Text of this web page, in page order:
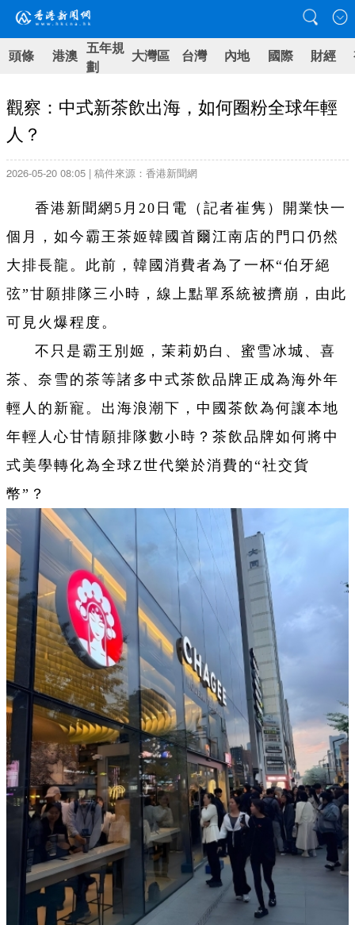
頭條 港澳 五年規
劃
大灣區 台灣 內地 國際 財經
觀察：中式新茶飲出海，如何圈粉全球年輕
人？
2026-05-20 08:05 | 稿件來源：香港新聞網
香港新聞網5月20日電（記者崔隽）開業快一
個月，如今霸王茶姬韓國首爾江南店的門口仍然
大排長龍。此前，韓國消費者為了一杯“伯牙絕
弦”甘願排隊三小時，線上點單系統被擠崩，由此
可見火爆程度。
不只是霸王別姬，茉莉奶白、蜜雪冰城、喜
茶、奈雪的茶等諸多中式茶飲品牌正成為海外年
輕人的新寵。出海浪潮下，中國茶飲為何讓本地
年輕人心甘情願排隊數小時？茶飲品牌如何將中
式美學轉化為全球Z世代樂於消費的“社交貨
幣”？